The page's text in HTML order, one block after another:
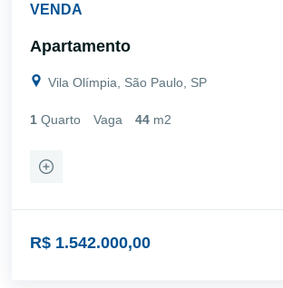
VENDA
Apartamento
Vila Olímpia, São Paulo, SP
1 Quarto Vaga 44 m2
R$ 1.542.000,00